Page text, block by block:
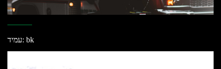
עמיד: bk